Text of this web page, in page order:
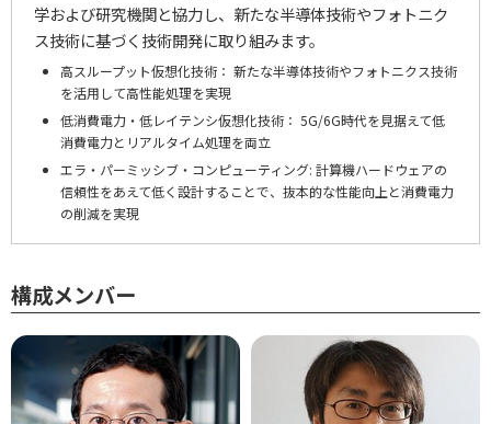
学および研究機関と協力し、新たな半導体技術やフォトニク
ス技術に基づく技術開発に取り組みます。
高スループット仮想化技術： 新たな半導体技術やフォトニクス技術
を活用して高性能処理を実現
低消費電力・低レイテンシ仮想化技術： 5G/6G時代を見据えて低
消費電力とリアルタイム処理を両立
エラ・パーミッシブ・コンピューティング: 計算機ハードウェアの
信頼性をあえて低く設計することで、抜本的な性能向上と消費電力
の削減を実現
構成メンバー